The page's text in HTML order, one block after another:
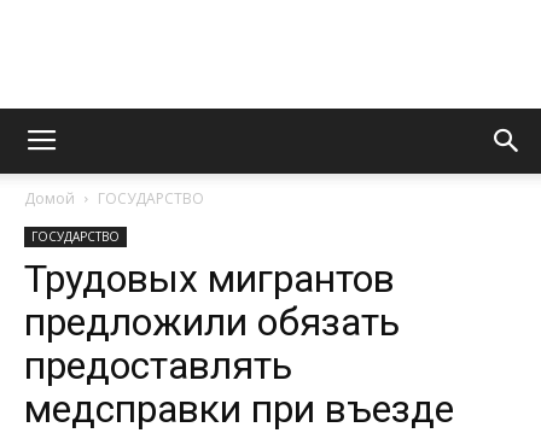
Информационно
портал
Домой ГОСУДАРСТВО
ГОСУДАРСТВО
Трудовых мигрантов
предложили обязать
предоставлять
медсправки при въезде